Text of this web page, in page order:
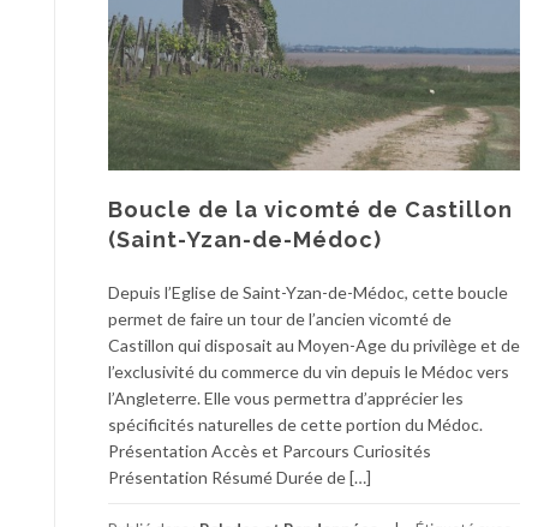
Boucle de la vicomté de Castillon
(Saint-Yzan-de-Médoc)
Depuis l’Eglise de Saint-Yzan-de-Médoc, cette boucle
permet de faire un tour de l’ancien vicomté de
Castillon qui disposait au Moyen-Age du privilège et de
l’exclusivité du commerce du vin depuis le Médoc vers
l’Angleterre. Elle vous permettra d’apprécier les
spécificités naturelles de cette portion du Médoc.
Présentation Accès et Parcours Curiosités
Présentation Résumé Durée de […]